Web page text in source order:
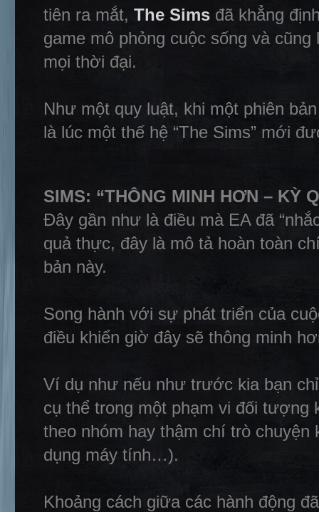
tiên ra mắt, The Sims đã khẳng
game mô phỏng cuộc sống và
mọi thời đại.
Như một quy luật, khi một phiên
là lúc một thế hệ “The Sims” mới
SIMS: “THÔNG MINH HƠN – KỲ
Đây gần như là điều mà EA đã
quả thực, đây là mô tả hoàn toàn
bản này.
Song hành với sự phát triển của
điều khiển giờ đây sẽ thông minh
Ví dụ như nếu như trước kia bạn
cụ thể trong một phạm vi đối tượng
theo nhóm hay thậm chí trò
dụng máy tính…).
Khoảng cách giữa các hành động